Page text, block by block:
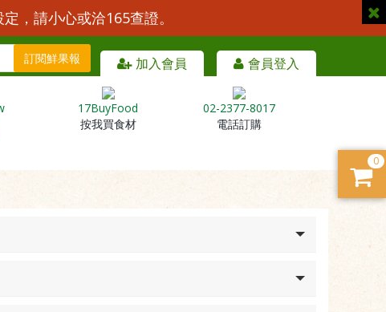
，請小心或洽165查證。
加入會員 會員登入
訂閱鮮果報
17BuyFood
按我買食材
02-2377-8017
電話訂購
0